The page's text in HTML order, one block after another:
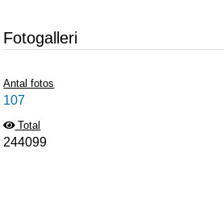
Fotogalleri
Antal fotos
107
Total
244099